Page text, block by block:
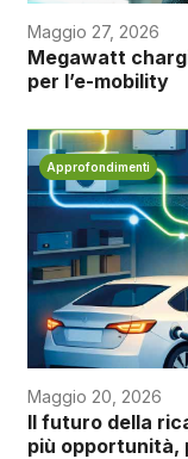
Maggio 27, 2026
Megawatt
per l’e-mobility
Approfondimenti
Maggio 20, 2026
Il futuro della
più opportunità,